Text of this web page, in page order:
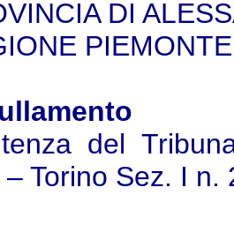
DI
del
Torino Sez. I n.